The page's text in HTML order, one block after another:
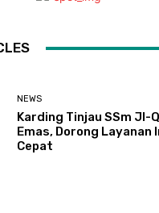
NEWS
Karding Tinjau SSm JI-
Emas, Dorong Layanan
Cepat